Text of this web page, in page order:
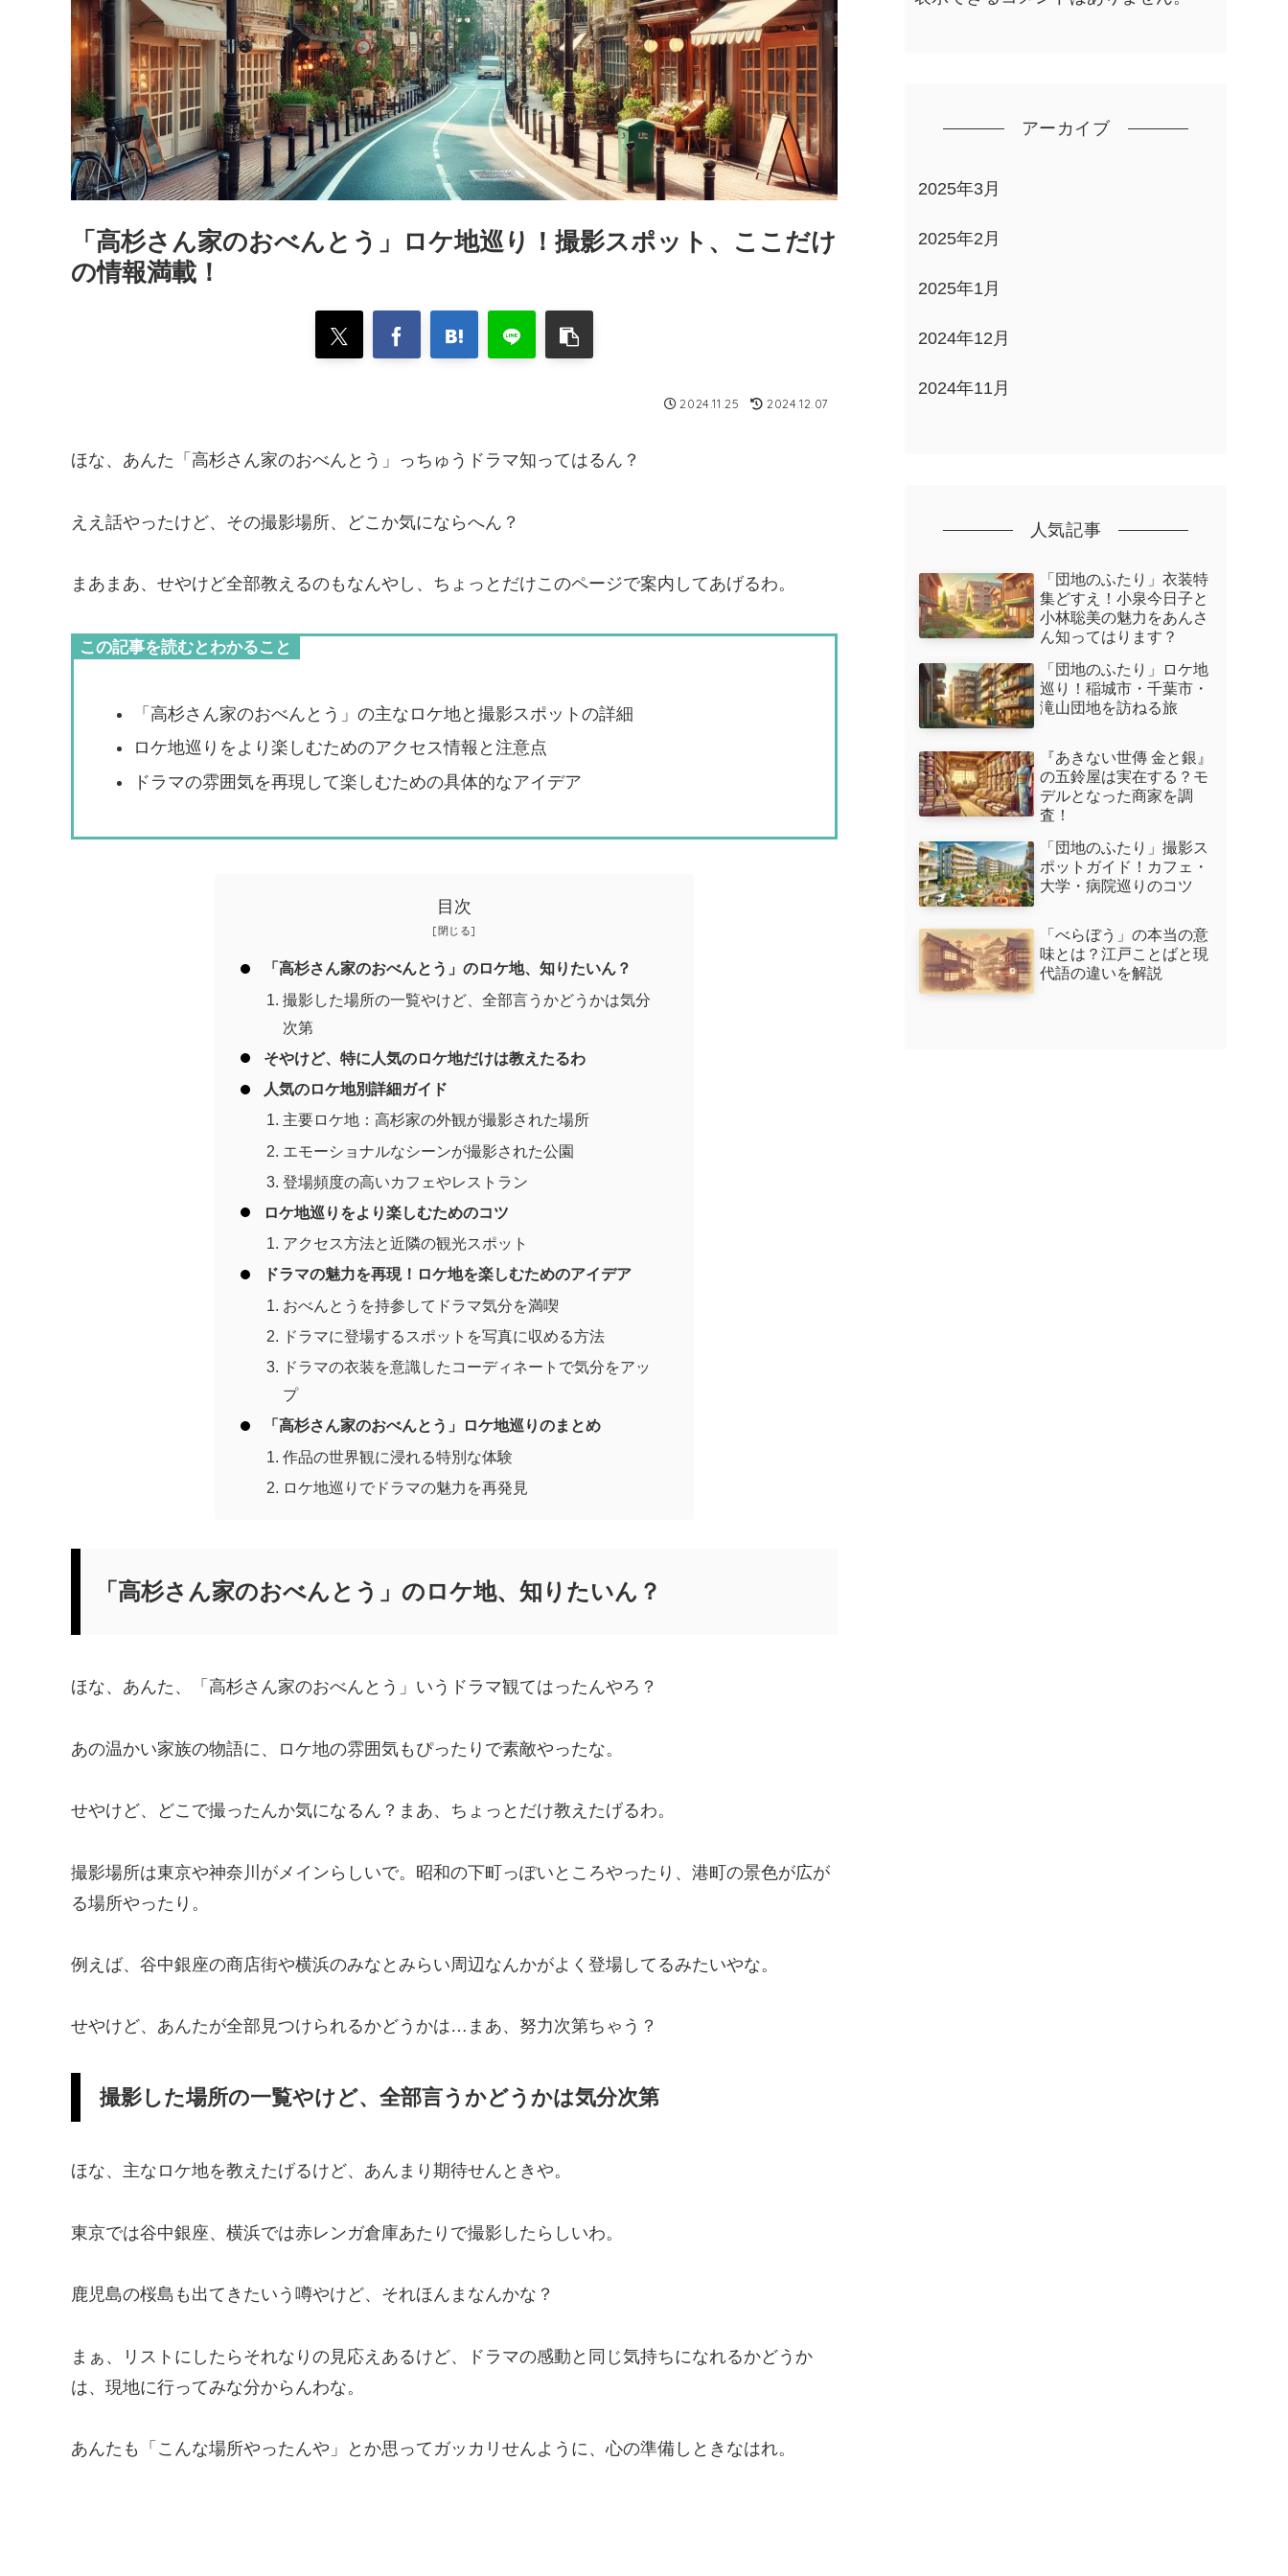
「高杉さん家のおべんとう」ロケ地巡り！撮影スポット、ここだけ
の情報満載！
2024.11.25 2024.12.07
ほな、あんた「高杉さん家のおべんとう」っちゅうドラマ知ってはるん？
ええ話やったけど、その撮影場所、どこか気にならへん？
まあまあ、せやけど全部教えるのもなんやし、ちょっとだけこのページで案内してあげるわ。
この記事を読むとわかること
「高杉さん家のおべんとう」の主なロケ地と撮影スポットの詳細
ロケ地巡りをより楽しむためのアクセス情報と注意点
ドラマの雰囲気を再現して楽しむための具体的なアイデア
目次
「高杉さん家のおべんとう」のロケ地、知りたいん？
撮影した場所の一覧やけど、全部言うかどうかは気分
次第
そやけど、特に人気のロケ地だけは教えたるわ
人気のロケ地別詳細ガイド
主要ロケ地：高杉家の外観が撮影された場所
エモーショナルなシーンが撮影された公園
登場頻度の高いカフェやレストラン
ロケ地巡りをより楽しむためのコツ
アクセス方法と近隣の観光スポット
ドラマの魅力を再現！ロケ地を楽しむためのアイデア
おべんとうを持参してドラマ気分を満喫
ドラマに登場するスポットを写真に収める方法
ドラマの衣装を意識したコーディネートで気分をアッ
プ
「高杉さん家のおべんとう」ロケ地巡りのまとめ
作品の世界観に浸れる特別な体験
ロケ地巡りでドラマの魅力を再発見
「高杉さん家のおべんとう」のロケ地、知りたいん？
ほな、あんた、「高杉さん家のおべんとう」いうドラマ観てはったんやろ？
あの温かい家族の物語に、ロケ地の雰囲気もぴったりで素敵やったな。
せやけど、どこで撮ったんか気になるん？まあ、ちょっとだけ教えたげるわ。
撮影場所は東京や神奈川がメインらしいで。昭和の下町っぽいところやったり、港町の景色が広が
る場所やったり。
例えば、谷中銀座の商店街や横浜のみなとみらい周辺なんかがよく登場してるみたいやな。
せやけど、あんたが全部見つけられるかどうかは…まあ、努力次第ちゃう？
撮影した場所の一覧やけど、全部言うかどうかは気分次第
ほな、主なロケ地を教えたげるけど、あんまり期待せんときや。
東京では谷中銀座、横浜では赤レンガ倉庫あたりで撮影したらしいわ。
鹿児島の桜島も出てきたいう噂やけど、それほんまなんかな？
まぁ、リストにしたらそれなりの見応えあるけど、ドラマの感動と同じ気持ちになれるかどうか
は、現地に行ってみな分からんわな。
あんたも「こんな場所やったんや」とか思ってガッカリせんように、心の準備しときなはれ。
アーカイブ
2025年3月
2025年2月
2025年1月
2024年12月
2024年11月
人気記事
「団地のふたり」衣装特
集どすえ！小泉今日子と
小林聡美の魅力をあんさ
ん知ってはります？
「団地のふたり」ロケ地
巡り！稲城市・千葉市・
滝山団地を訪ねる旅
『あきない世傳 金と銀』
の五鈴屋は実在する？モ
デルとなった商家を調
査！
「団地のふたり」撮影ス
ポットガイド！カフェ・
大学・病院巡りのコツ
「べらぼう」の本当の意
味とは？江戸ことばと現
代語の違いを解説